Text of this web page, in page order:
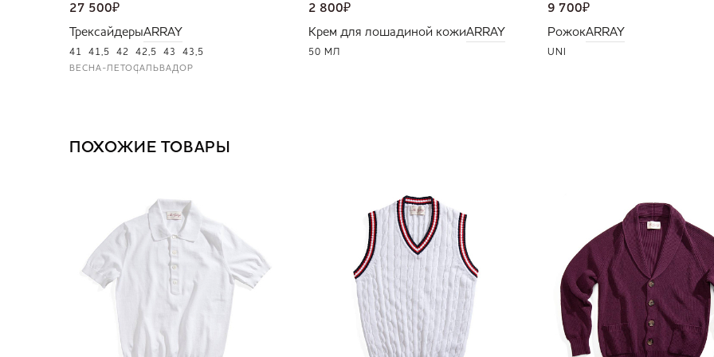
27 500₽
ТрексайдерыARRAY
41 41,5 42 42,5 43 43,5
ВЕСНА-ЛЕТОСАЛЬВАДОР
2 800₽
Крем для лошадиной кожиARRAY
50 МЛ
9 700₽
РожокARRAY
UNI
ПОХОЖИЕ ТОВАРЫ